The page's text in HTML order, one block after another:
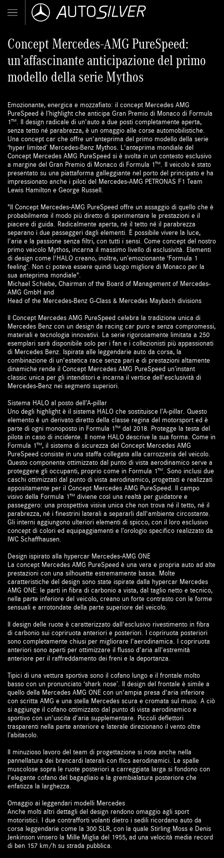
Concept Mercedes-AMG PureSpeed:
un’affascinante anticipazione del primo
modello della serie Mythos
Emozionante, energica e mozzafiato: il concept Mercedes AMG
PureSpeed è l’highlight che anticipa Gran Premio di Monaco di Formula
1™. Il design radicale di un'auto a due posti completamente aperta,
senza tetto né parabrezza, è un omaggio alle corse automobilistiche.
Una concept car che offre un'anteprima del primo modello della serie
‘hyper limited’ Mercedes-Benz Mythos. L'anteprima mondiale del
Concept Mercedes AMG PureSpeed si è svolta in un contesto esclusivo
a margine del Gran Premio di Monaco di Formula 1™. Il veicolo è stato
presentato su una piattaforma galleggiante nel porto del principato e ha
impressionato anche i piloti del Mercedes-AMG PETRONAS F1 Team
Lewis Hamilton e George Russell.
"Il Concept Mercedes-AMG PureSpeed offre un assaggio di quello che è
probabilmente il modo più diretto di sperimentare le prestazioni e il
piacere di guida. Radicalmente aperta, né il tetto né il parabrezza
separano i due passeggeri dagli elementi. È possibile vivere la luce,
l'aria e la passione senza filtri, con tutti i sensi. Come concept del nostro
primo veicolo Mythos, incarna il massimo livello di esclusività. Elementi
di design come l'HALO creano, inoltre, un’emozionante ‘Formula 1
feeling’. Non ci poteva essere quindi luogo migliore di Monaco per la
sua anteprima mondiale".
Michael Schiebe, Chairman of the Board of Management of Mercedes-
AMG GmbH and
Head of the Mercedes-Benz G-Class & Mercedes Maybach divisions
Il Concept Mercedes AMG PureSpeed celebra la tradizione unica di
Mercedes Benz con un design da racing car puro e senza compromessi,
materiali e tecnologia innovativi. La serie rigorosamente limitata a 250
esemplari sarà disponibile solo per i fan e i collezionisti più appassionati
di Mercedes Benz. Ispirata alle leggendarie auto da corsa, la
combinazione di un'estetica race senza pari e di prestazioni altamente
dinamiche rende il Concept Mercedes AMG PureSpeed un’instant
classic unica per gli intenditori e incarna il vertice dell'esclusività di
Mercedes-Benz nei segmenti superiori.
Sistema HALO al posto dell’A-pillar
Uno degli highlight è il sistema HALO che sostituisce l’A-pillar. Questo
elemento è un derivato diretto della classe regina del motorsport ed è
parte di ogni monoposto in Formula 1™ dal 2018. Protegge la testa del
pilota in caso di incidente. Il nome HALO descrive la sua forma. Come in
Formula 1™, il sistema di sicurezza del Concept Mercedes AMG
PureSpeed consiste in una staffa collegata alla carrozzeria del veicolo.
Questo componente ottimizzato dal punto di vista aerodinamico serve a
proteggere gli occupanti, proprio come in Formula 1™. Sono inclusi due
caschi ottimizzati dal punto di vista aerodinamico, progettati e realizzati
appositamente per il Concept Mercedes AMG PureSpeed. Il campo
visivo della Formula 1™ diviene così una realtà per guidatore e
passeggero: una prospettiva visiva unica che non trova né il tetto, né il
parabrezza, né i finestrini laterali a separarli dall'ambiente circostante.
Gli interni aggiungono ulteriori elementi di spicco, con il loro esclusivo
concept di colori ed equipaggiamenti e l’orologio specifico realizzato da
IWC Schaffhausen.
Design ispirato alla hypercar Mercedes-AMG ONE
La concept Mercedes AMG PureSpeed è una vera e propria auto ad alte
prestazioni con una silhouette estremamente bassa. Molte
caratteristiche del design sono state ispirate dalla hypercar Mercedes
AMG ONE: le parti in fibra di carbonio a vista, dal taglio netto e tecnico,
nella parte inferiore del veicolo, creano un forte contrasto con le forme
sensuali e arrotondate della parte superiore del veicolo.
Il design delle ruote è caratterizzato dall'esclusivo rivestimento in fibra
di carbonio sui copriruota anteriori e posteriori. I copriruota posteriori
sono completamente chiusi per migliorare l'aerodinamica. I copriruota
anteriori sono aperti per ottimizzare il flusso d'aria all'estremità
anteriore per il raffreddamento dei freni e la deportanza.
Tipici di una vettura sportiva sono il cofano lungo e il frontale molto
basso con un pronunciato ‘shark nose’. Il design del frontale è simile a
quello della Mercedes AMG ONE con un'ampia presa d'aria inferiore
con scritta AMG e una stella Mercedes scura e cromata sul muso. A ciò
si aggiunge il cofano ottimizzato dal punto di vista aerodinamico e
sportivo con un'uscita d'aria supplementare. Piccoli deflettori
trasparenti nella parte anteriore e laterale direzionano il vento oltre
l’abitacolo.
Il minuzioso lavoro del team di progettazione si nota anche nella
pannellatura dei brancardi laterali con flics aerodinamici. Le spalle
muscolose sopra le ruote posteriori a carreggiata larga si fondono con
l'elegante cofano del bagagliaio e la grembialatura posteriore che
enfatizza la larghezza.
Omaggio ai leggendari modelli Mercedes
Anche molti altri dettagli del design rendono omaggio agli sport
motoristici. I due contrafforti volanti dietro i sedili ricordano auto da
corsa leggendarie come la 300 SLR, con la quale Stirling Moss e Denis
Jenkinson vinsero la Mille Miglia del 1955, ad una velocità media record
di ben 157 km/h su strada pubblica.